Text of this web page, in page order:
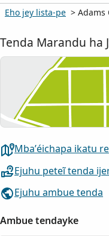
Eho jey lista-pe > Adams
Tenda Marandu ha
Mba’éichapa ikatu
Ejuhu peteĩ tenda
Ejuhu ambue tenda
Ambue tendayke